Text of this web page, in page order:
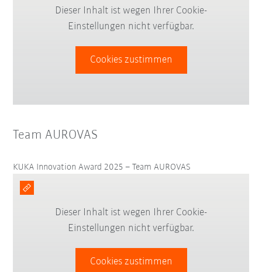
Dieser Inhalt ist wegen Ihrer Cookie-
Einstellungen nicht verfügbar.
Cookies zustimmen
Team AUROVAS
KUKA Innovation Award 2025 – Team AUROVAS
Dieser Inhalt ist wegen Ihrer Cookie-
Einstellungen nicht verfügbar.
Cookies zustimmen